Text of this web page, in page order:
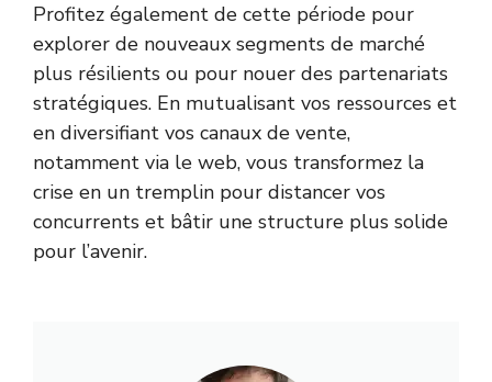
Profitez également de cette période pour
explorer de nouveaux segments de marché
plus résilients ou pour nouer des partenariats
stratégiques. En mutualisant vos ressources et
en diversifiant vos canaux de vente,
notamment via le web, vous transformez la
crise en un tremplin pour distancer vos
concurrents et bâtir une structure plus solide
pour l’avenir.